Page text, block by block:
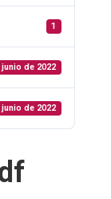
1
junio de 2022
junio de 2022